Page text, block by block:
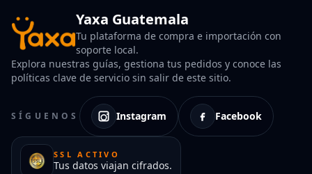
Yaxa Guatemala
Tu plataforma de compra e importación con
soporte local.
Explora nuestras guías, gestiona tus pedidos y conoce las
políticas clave de servicio sin salir de este sitio.
SÍGUENOS Instagram Facebook
SSL ACTIVO
Tus datos viajan cifrados.